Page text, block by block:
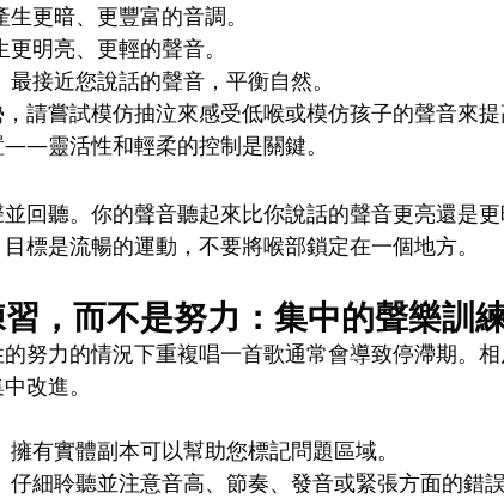
生更暗、更豐富的音調。
更明亮、更輕的聲音。
最接近您說話的聲音，平衡自然。
請嘗試模仿抽泣來感受低喉或模仿孩子的聲音來
靈活性和輕柔的控制是關鍵。
回聽。你的聲音聽起來比你說話的聲音更亮還是
標是流暢的運動，不要將喉部鎖定在一個地方。
習，而不是努力：集中的聲樂訓
努力的情況下重複唱一首歌通常會導致停滯期。
改進。
擁有實體副本可以幫助您標記問題區域。
仔細聆聽並注意音高、節奏、發音或緊張方面的錯誤